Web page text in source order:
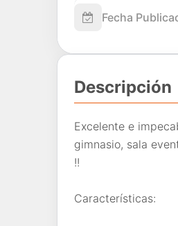
Fecha
Descripción
Excelente e
gimnasio, sala
!!
Características: